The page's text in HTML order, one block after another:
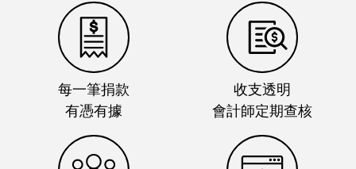
每一筆捐款
有憑有據
收支透明
會計師定期查核